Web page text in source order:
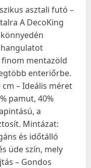
asztali futó –
A DecoKing
mentazöld
enteriőrbe.
– Ideális méret
pamut, 40%
a
Mintázat:
és időtálló
üde szín, mely
– Gondos